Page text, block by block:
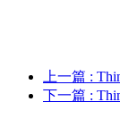
上一篇 :
下一篇 :